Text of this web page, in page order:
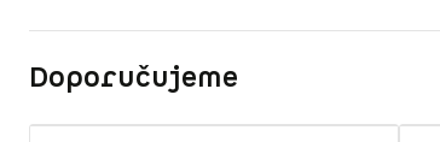
Doporučujeme